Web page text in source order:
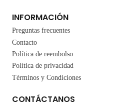
INFORMACIÓN
Preguntas frecuentes
Contacto
Política de reembolso
Política de privacidad
Términos y Condiciones
CONTÁCTANOS